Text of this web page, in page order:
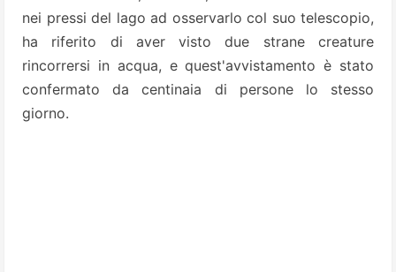
nei pressi del lago ad osservarlo col suo telescopio,
ha riferito di aver visto due strane creature
rincorrersi in acqua, e quest'avvistamento è stato
confermato da centinaia di persone lo stesso
giorno.